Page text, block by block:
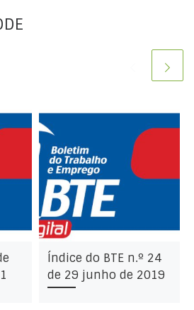
Índice do BTE n.º 24
de 29 junho de 2019